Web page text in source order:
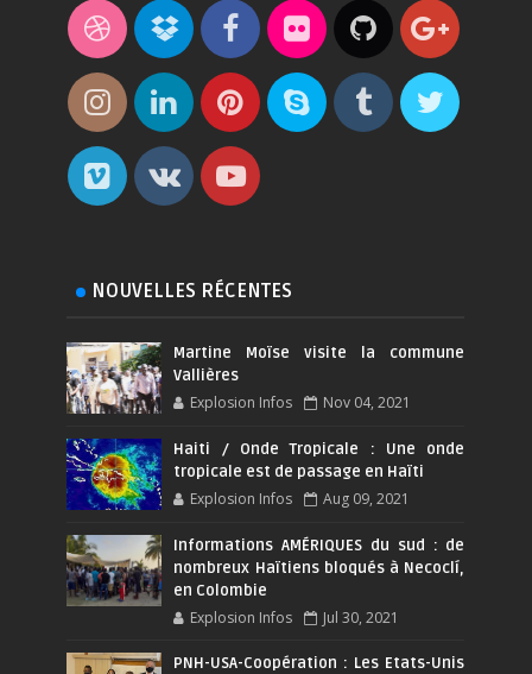
NOUVELLES RÉCENTES
Martine Moïse visite la commune
Vallières
Explosion Infos Nov 04, 2021
Haiti / Onde Tropicale : Une onde
tropicale est de passage en Haïti
Explosion Infos Aug 09, 2021
Informations AMÉRIQUES du sud : de
nombreux Haïtiens bloqués à Necoclí,
en Colombie
Explosion Infos Jul 30, 2021
PNH-USA-Coopération : Les Etats-Unis